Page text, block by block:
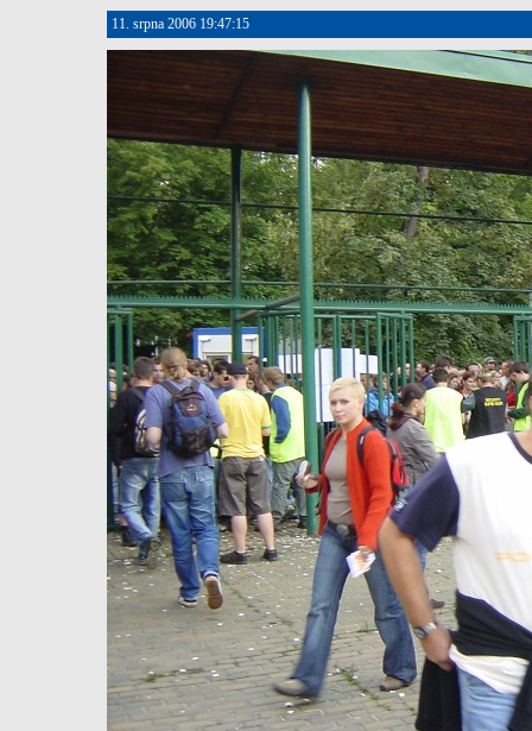
11. srpna 2006 19:47:15